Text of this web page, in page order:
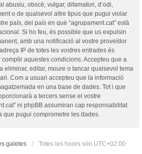
abusiu, obscè, vulgar, difamatori, d’odi,
o de qualsevol altre tipus que pugui violar
país, del país en què “agrupament.cat” està
Si ho feu, és possible que us expulsin
amb una notificació al vostre proveïdor
IP de totes les vostres entrades és
aquestes condicions. Accepteu que a
eliminar, editar, moure o tancar qualsevol tema
Com a usuari accepteu que la informació
en una base de dades. Tot i que
a tercers sense el vostre
ni phpBB assumiran cap responsabilitat
que pugui comprometre les dades.
galetes Totes les hores són UTC+02:00